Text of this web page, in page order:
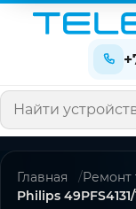
Поиск по сайту
Главная
Ремонт
Philips 49PFS4131/